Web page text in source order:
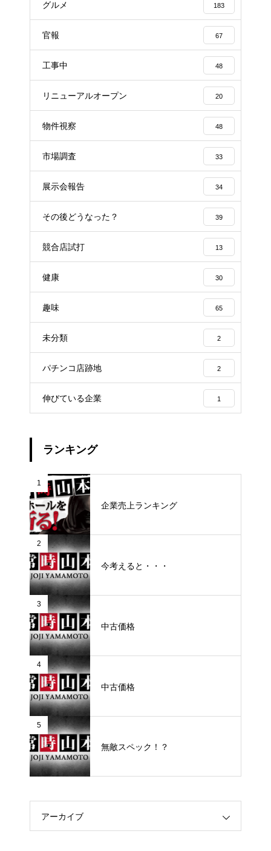
グルメ 183
官報 67
工事中 48
リニューアルオープン 20
物件視察 48
市場調査 33
展示会報告 34
その後どうなった？ 39
競合店試打 13
健康 30
趣味 65
未分類 2
パチンコ店跡地 2
伸びている企業 1
ランキング
1
企業売上ランキング
2
今考えると・・・
3
中古価格
4
中古価格
5
無敵スペック！？
アーカイブ